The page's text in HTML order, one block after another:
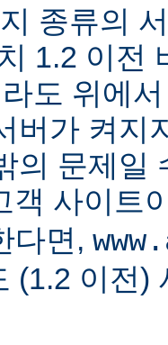
종류의
1.2 이전
도 위에
버가 켜지
의 문제일
객 사이트
다면,
(1.2 이전)